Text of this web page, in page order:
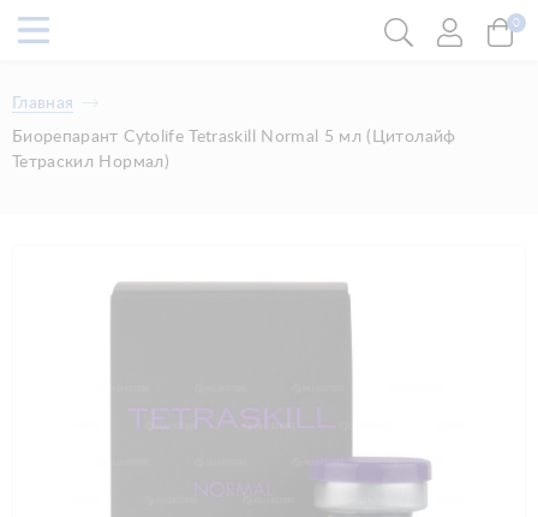
0
Главная
Биорепарант Cytolife Tetraskill Normal 5 мл (Цитолайф
Тетраскил Нормал)